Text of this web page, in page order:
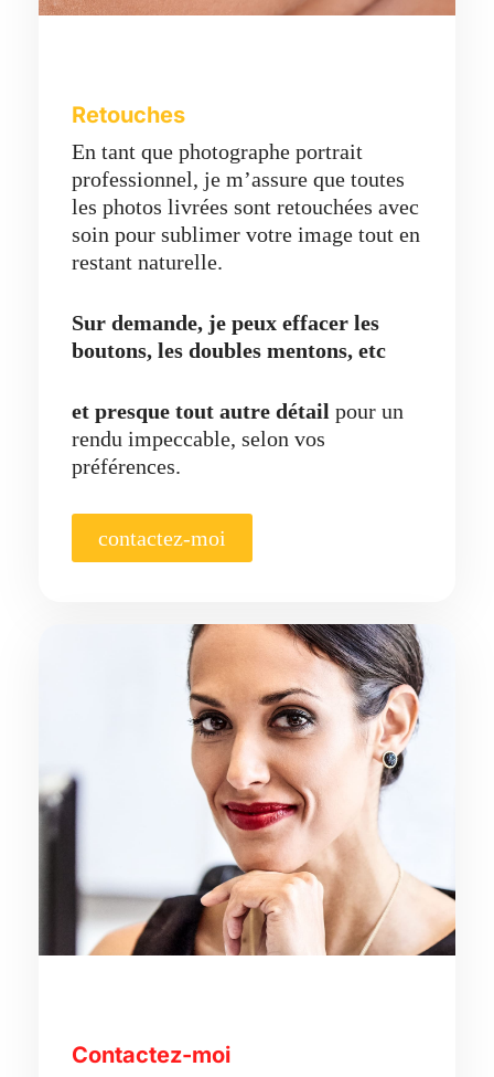
Retouches
En tant que photographe portrait
professionnel, je m’assure que toutes
les photos livrées sont retouchées avec
soin pour sublimer votre image tout en
restant naturelle.
Sur demande, je peux effacer les
boutons, les doubles mentons, etc
et presque tout autre détail pour un
rendu impeccable, selon vos
préférences.
contactez-moi
Contactez-moi